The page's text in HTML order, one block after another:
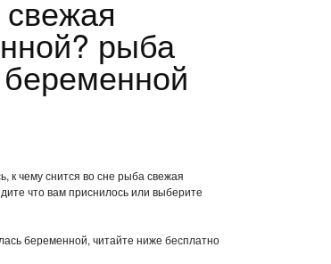
рыба
к чему снится во сне рыба свежая
что вам приснилось или выберите
беременной, читайте ниже бесплатно